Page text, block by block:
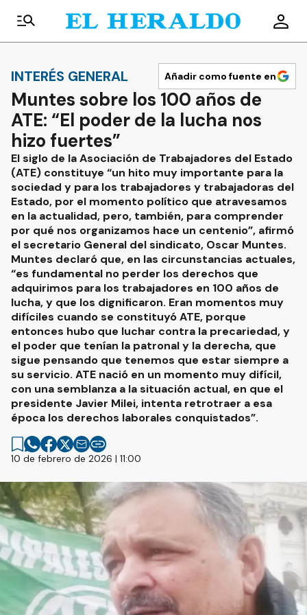
INTERÉS GENERAL Añadir como fuente en
Muntes sobre los 100 años de
ATE: “El poder de la lucha nos
hizo fuertes”
El siglo de la Asociación de Trabajadores del Estado
(ATE) constituye “un hito muy importante para la
sociedad y para los trabajadores y trabajadoras del
Estado, por el momento político que atravesamos
en la actualidad, pero, también, para comprender
por qué nos organizamos hace un centenio”, afirmó
el secretario General del sindicato, Oscar Muntes.
Muntes declaró que, en las circunstancias actuales,
“es fundamental no perder los derechos que
adquirimos para los trabajadores en 100 años de
lucha, y que los dignificaron. Eran momentos muy
difíciles cuando se constituyó ATE, porque
entonces hubo que luchar contra la precariedad, y
el poder que tenían la patronal y la derecha, que
sigue pensando que tenemos que estar siempre a
su servicio. ATE nació en un momento muy difícil,
con una semblanza a la situación actual, en que el
presidente Javier Milei, intenta retrotraer a esa
época los derechos laborales conquistados”.
10 de febrero de 2026 | 11:00